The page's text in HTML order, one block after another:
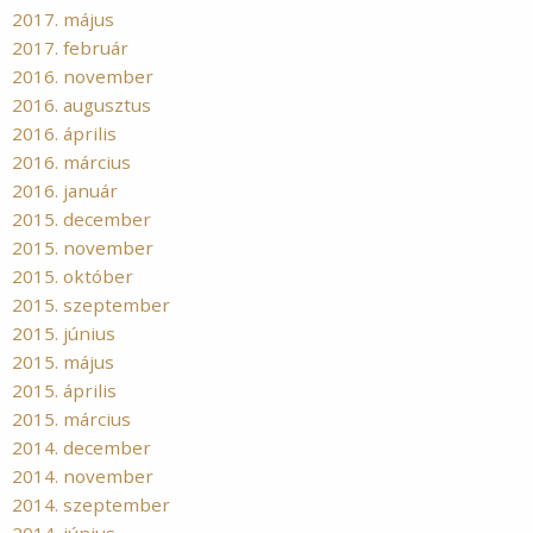
2017. május
2017. február
2016. november
2016. augusztus
2016. április
2016. március
2016. január
2015. december
2015. november
2015. október
2015. szeptember
2015. június
2015. május
2015. április
2015. március
2014. december
2014. november
2014. szeptember